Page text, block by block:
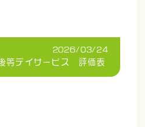
2026/03/24
等デイサービス 評価表